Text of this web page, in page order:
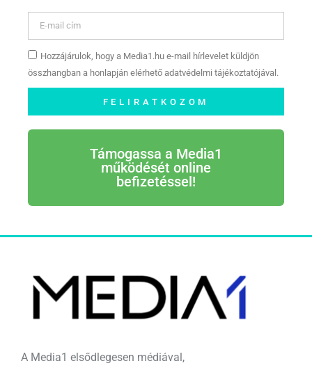
Hozzájárulok, hogy a Media1.hu e-mail hírlevelet küldjön
összhangban a honlapján elérhető adatvédelmi tájékoztatójával.
FELIRATKOZOM
Támogassa a Media1
működését online
befizetéssel!
A Media1 elsődlegesen médiával,